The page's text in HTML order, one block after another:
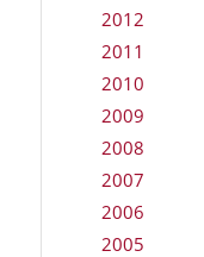
2012
2011
2010
2009
2008
2007
2006
2005